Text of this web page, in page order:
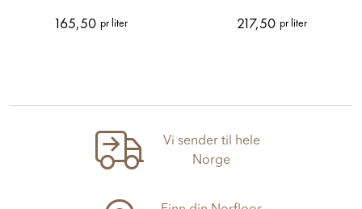
165,50 pr liter 217,50 pr liter
Vi sender til hele
Norge